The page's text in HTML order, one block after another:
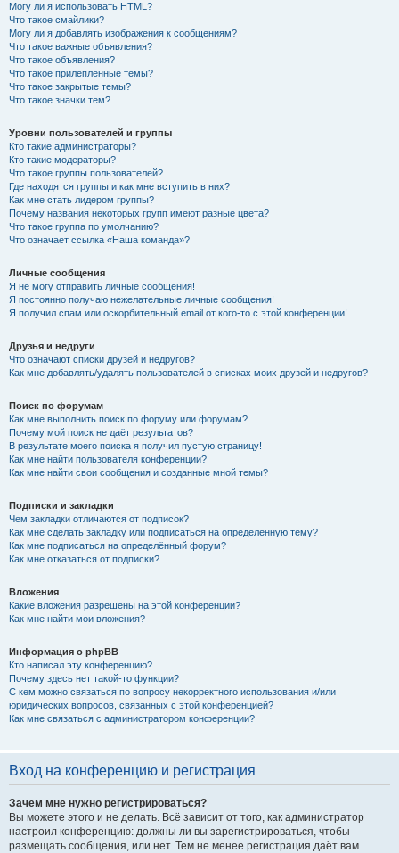
Могу ли я использовать HTML?
Что такое смайлики?
Могу ли я добавлять изображения к сообщениям?
Что такое важные объявления?
Что такое объявления?
Что такое прилепленные темы?
Что такое закрытые темы?
Что такое значки тем?
Уровни пользователей и группы
Кто такие администраторы?
Кто такие модераторы?
Что такое группы пользователей?
Где находятся группы и как мне вступить в них?
Как мне стать лидером группы?
Почему названия некоторых групп имеют разные цвета?
Что такое группа по умолчанию?
Что означает ссылка «Наша команда»?
Личные сообщения
Я не могу отправить личные сообщения!
Я постоянно получаю нежелательные личные сообщения!
Я получил спам или оскорбительный email от кого-то с этой конференции!
Друзья и недруги
Что означают списки друзей и недругов?
Как мне добавлять/удалять пользователей в списках моих друзей и недругов?
Поиск по форумам
Как мне выполнить поиск по форуму или форумам?
Почему мой поиск не даёт результатов?
В результате моего поиска я получил пустую страницу!
Как мне найти пользователя конференции?
Как мне найти свои сообщения и созданные мной темы?
Подписки и закладки
Чем закладки отличаются от подписок?
Как мне сделать закладку или подписаться на определённую тему?
Как мне подписаться на определённый форум?
Как мне отказаться от подписки?
Вложения
Какие вложения разрешены на этой конференции?
Как мне найти мои вложения?
Информация о phpBB
Кто написал эту конференцию?
Почему здесь нет такой-то функции?
С кем можно связаться по вопросу некорректного использования и/или
юридических вопросов, связанных с этой конференцией?
Как мне связаться с администратором конференции?
Вход на конференцию и регистрация
Зачем мне нужно регистрироваться?
Вы можете этого и не делать. Всё зависит от того, как администратор
настроил конференцию: должны ли вы зарегистрироваться, чтобы
размещать сообщения, или нет. Тем не менее регистрация даёт вам